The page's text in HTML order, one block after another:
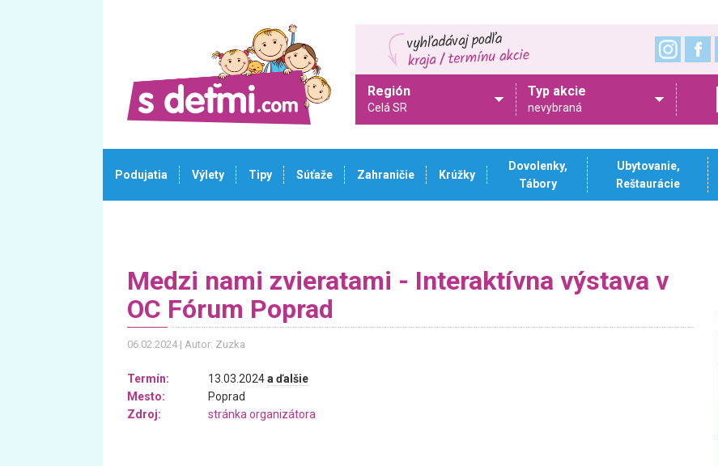
Región
Celá SR
Typ akcie
nevybraná
Podujatia Výlety Tipy Súťaže Zahraničie Krúžky
Dovolenky,
Tábory
Ubytovanie,
Reštaurácie
Medzi nami zvieratami - Interaktívna výstava v
OC Fórum Poprad
06.02.2024 Autor: Zuzka
Termín: 13.03.2024a ďalšie
Mesto:
Poprad
Zdroj:
stránka organizátora